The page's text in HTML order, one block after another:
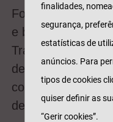
Foi uma corrida
e boa disposição,
Tranquilidade
de fortalecer esta
corrida e ao
desporto.
finalidades,
segurança,
estatísticas de
anúncios. Para
tipos de cookies
quiser definir as
“Gerir cookies”.